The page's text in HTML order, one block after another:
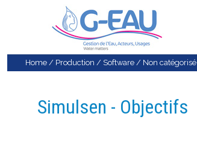
Home / Production / Software / Non catégorisé
Simulsen - Objectifs